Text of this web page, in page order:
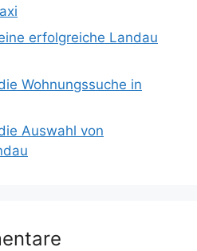
erfolgreiche Landau
Wohnungssuche in
Auswahl von